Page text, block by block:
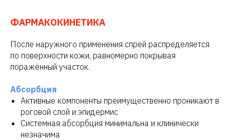
ФАРМАКОКИНЕТИКА
После наружного применения спрей распределяется
по поверхности кожи, равномерно покрывая
поражённый участок.
Абсорбция
Активные компоненты преимущественно проникают в
роговой слой и эпидермис
Системная абсорбция минимальна и клинически
незначима